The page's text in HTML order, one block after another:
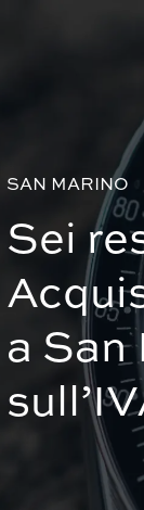
SAN MARINO
Sei
a San